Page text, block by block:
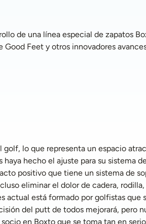
Feet y otros innovadores
hecho el ajuste para su sistema
positivo que tiene un sistema de
eliminar el dolor de cadera,
está formado por golfistas que
del putt de todos mejorará, pero
en Boxto que se toma tan en